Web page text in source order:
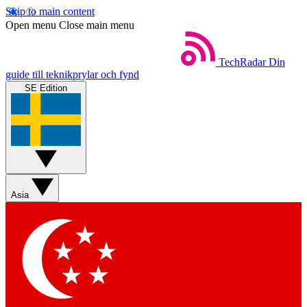
Skip to main content
Open menu Close main menu
TechRadar Din
guide till teknikprylar och fynd
SE Edition
Asia